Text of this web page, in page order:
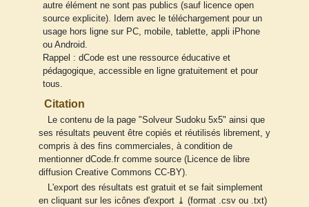
autre élément ne sont pas publics (sauf licence open
source explicite). Idem avec le téléchargement pour un
usage hors ligne sur PC, mobile, tablette, appli iPhone
ou Android.
Rappel : dCode est une ressource éducative et
pédagogique, accessible en ligne gratuitement et pour
tous.
Citation
Le contenu de la page "Solveur Sudoku 5x5" ainsi que
ses résultats peuvent être copiés et réutilisés librement, y
compris à des fins commerciales, à condition de
mentionner dCode.fr comme source (Licence de libre
diffusion Creative Commons CC-BY).
L'export des résultats est gratuit et se fait simplement
en cliquant sur les icônes d'export ⤓ (format .csv ou .txt)